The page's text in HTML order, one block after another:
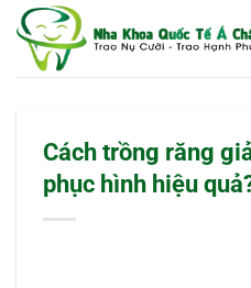
qua
Cách trồng răng
phục hình hiệu